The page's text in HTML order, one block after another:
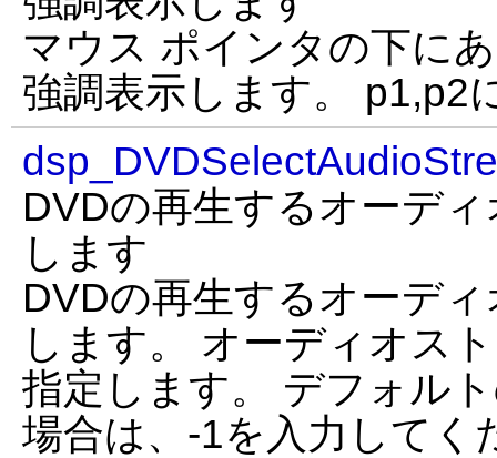
マウス ポインタの下に
強調表示します。 p1,p2
DVDの再生するオーデ
します
DVDの再生するオーデ
します。 オーディオス
指定します。 デフォル
場合は、-1を入力してく